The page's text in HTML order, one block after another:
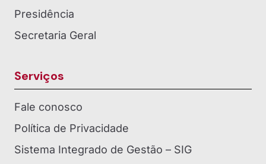
Presidência
Secretaria Geral
Serviços
Fale conosco
Política de Privacidade
Sistema Integrado de Gestão – SIG